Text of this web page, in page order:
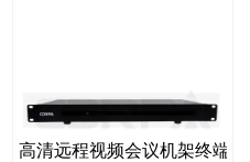
高清远程视频会议机架终端